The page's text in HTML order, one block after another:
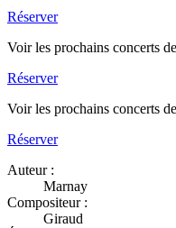
Réserver
Voir les prochains concerts
Réserver
Voir les prochains
Réserver
Auteur :
Marnay
Compositeur :
Giraud